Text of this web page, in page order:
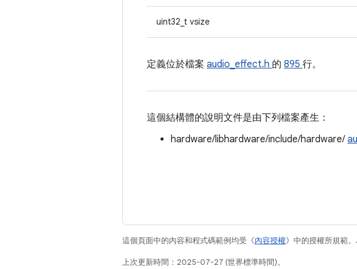
uint32_t vsize
定義位於檔案 audio_effect.h 的 895 行。
這個結構體的說明文件是由下列檔案產生：
hardware/libhardware/include/hardware/
這個頁面中的內容和程式碼範例均受《內容授權》中的授權所規範
上次更新時間：2025-07-27 (世界標準時間)。